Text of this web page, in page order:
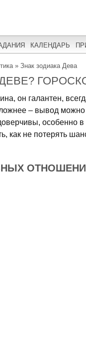
КАЛЕНДАРЬ
» Знак зодиака Дева
он галантен,
– вывод
особенно
как не потерять